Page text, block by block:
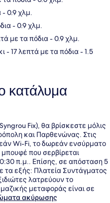
- 0.9 χλμ.
- 0.9 χλμ.
με τα πόδια- 0.9 χλμ.
- 17 λεπτά με τα πόδια- 1.5
κατάλυμα
Fix), θα βρίσκεστε μόλις
και Παρθενώνας. Στις
Wi-Fi, το δωρεάν ενσύρματο
που σερβίρεται
π.μ.. Επίσης, σε απόσταση 5
τα εξής: Πλατεία Συντάγματος
λατρεύουν το
μεταφοράς είναι σε
το σημείο επιβίβασης Σταθμός
ακύρωσης